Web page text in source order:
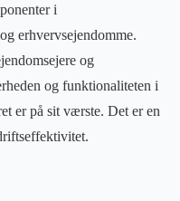
i
erhvervsejendomme.
og
og funktionaliteten i
er på sit værste. Det er en